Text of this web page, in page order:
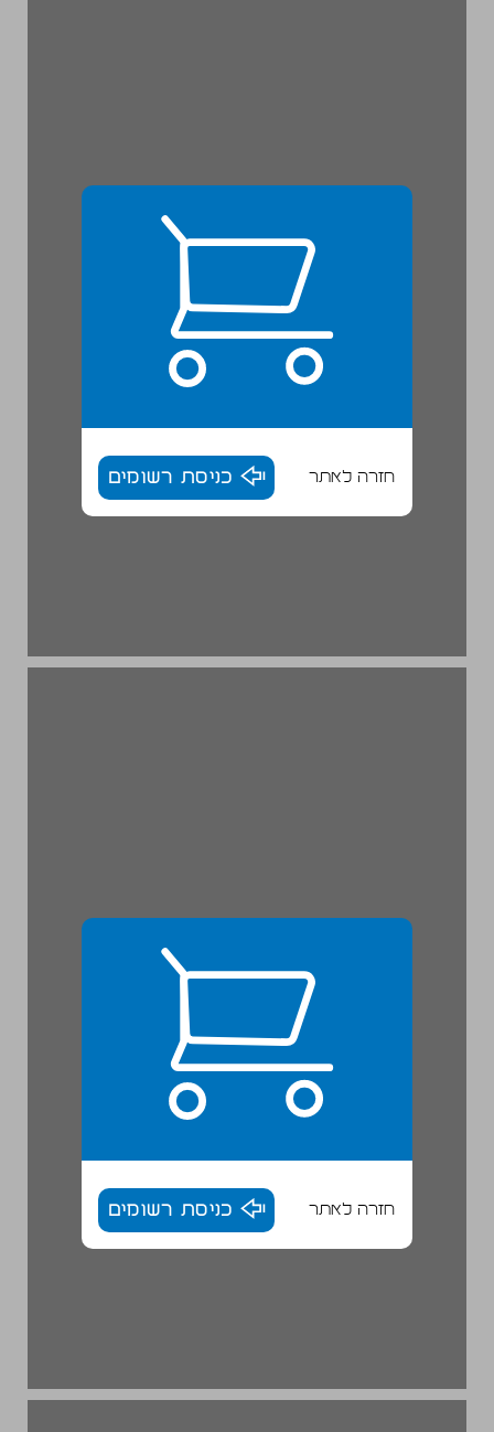
חזרה לאתר כניסת רשומים
חזרה לאתר כניסת רשומים